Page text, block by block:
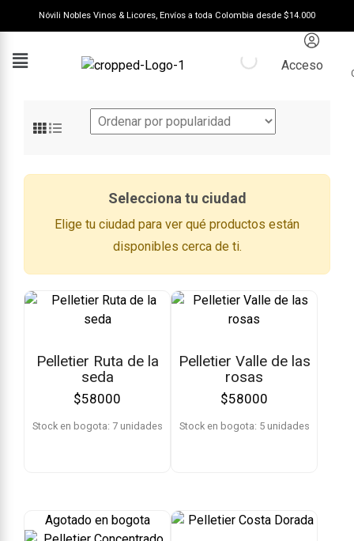
Nóvili Nobles Vinos & Licores, Envíos a toda Colombia desde $14.000
Acceso
Selecciona tu ciudad
Elige tu ciudad para ver qué productos están
disponibles cerca de ti.
Pelletier Ruta de la
seda
$58000
Stock en bogota: 7 unidades
Pelletier Valle de las
rosas
$58000
Stock en bogota: 5 unidades
Agotado en bogota